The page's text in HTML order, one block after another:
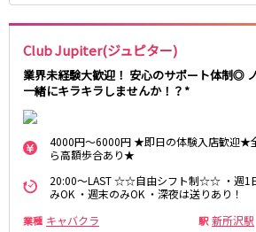
Club Jupiter(ジュピター)
業界未経験大歓迎！ 安心のサポート体制◎
一緒にキラキラしませんか！？*
4000円～6000円 ★即日の体験入店歓迎★
ら高額歩合あり★
20:00～LAST ☆☆自由シフト制☆☆ ・週1
みOK ・週末のみOK ・深夜は送りあり！
業種 キャバクラ 駅 新所沢駅
大宮
志木
南越谷
川越
所沢
熊谷
川口
春日部
南浦和
蕨
飯能・狭山
深谷
坂戸・東松山
四ツ谷駅
JR山手線
上野駅
秋葉原駅
神田駅
五反田駅
恵比寿駅
渋谷駅
御徒町駅